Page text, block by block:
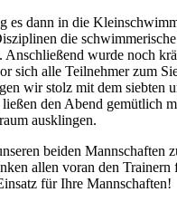
es dann in die
die
Anschließend wurde noch
sich alle Teilnehmer zum
wir stolz mit dem siebten
den Abend gemütlich
ausklingen.
beiden Mannschaften
allen voran den Trainern
für Ihre Mannschaften!